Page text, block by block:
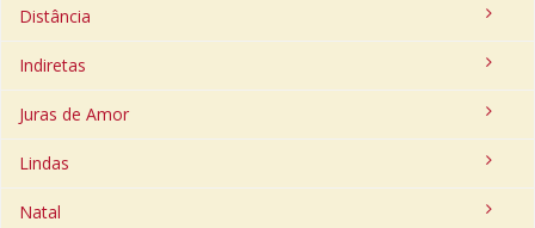
Distância
Indiretas
Juras de Amor
Lindas
Natal